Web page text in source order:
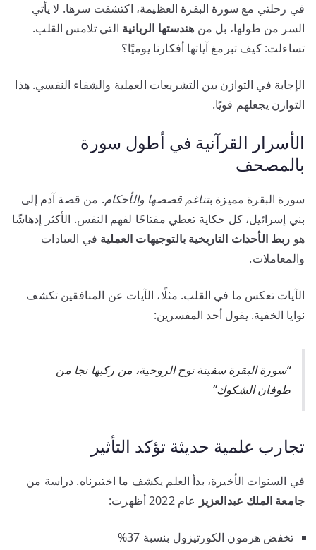
في رحلتي مع سورة البقرة العظيمة، اكتشفت سرها. لا يأتي
السر من طولها، بل من هندستها الربانية التي تلامس القلب.
تساءلت: كيف تبرمغ آياتها أفكارنا يوميًا؟
الإجابة في التوازن بين التشريعات العملية والشفاء النفسي. هذا
التوازن يجعلهم قويًا.
الأسرار القرآنية في أطول سورة
بالمصحف
سورة البقرة مميزة بتناغم قصصها والأحكام. من قصة آدم إلى
بني إسرائيل، كل حكاية تعطي مفتاحًا لفهم النفس. الأكثر إدهاشًا
هو ربط الأحداث التاريخية بالتوجيهات العملية في العبادات
والمعاملات.
الآيات تعكس ما في القلب. مثلًا، الآيات عن المنافقين تكشف
نوايا الخفية. يقول أحد المفسرين:
“سورة البقرة سفينة نوح الروحية، من ركبها نجا من
طوفان الشكوك”
تجارب علمية حديثة تؤكد التأثير
في السنوات الأخيرة، بدأ العلم يكشف ما اختبرناه. دراسة من
جامعة الملك عبدالعزيز عام 2022 أظهرت:
تخفض هرمون الكورتيزول بنسبة 37%